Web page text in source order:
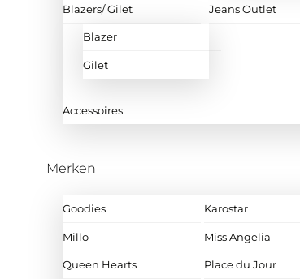
Blazers/ Gilet
Blazer
Gilet
Jeans Outlet
Accessoires
Merken
Goodies Karostar
Millo Miss Angelia
Queen Hearts Place du Jour